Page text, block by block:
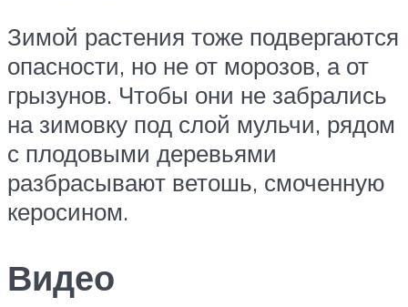
Зимой растения тоже подвергаются
опасности, но не от морозов, а от
грызунов. Чтобы они не забрались
на зимовку под слой мульчи, рядом
с плодовыми деревьями
разбрасывают ветошь, смоченную
керосином.
Видео